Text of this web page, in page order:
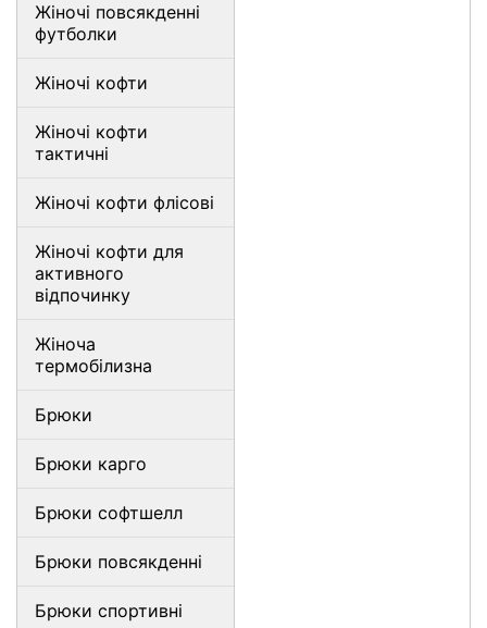
Жіночі повсякденні
футболки
Жіночі кофти
Жіночі кофти
тактичні
Жіночі кофти флісові
Жіночі кофти для
активного
відпочинку
Жіноча
термобілизна
Брюки
Брюки карго
Брюки софтшелл
Брюки повсякденні
Брюки спортивні